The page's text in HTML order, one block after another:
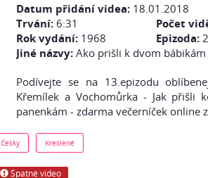
Datum přidání videa: 18.01.2018
Trvání:6:31 Počet
Rok vydání: 1968 Epizoda:
Jiné názvy:Ako prišli k dvom bábikám
Podívejte se na 13.epizodu
Křemílek a Vochomůrka - Jak přišli
panenkám - zdarma večerníček online
Česky Kreslené
Špatné video